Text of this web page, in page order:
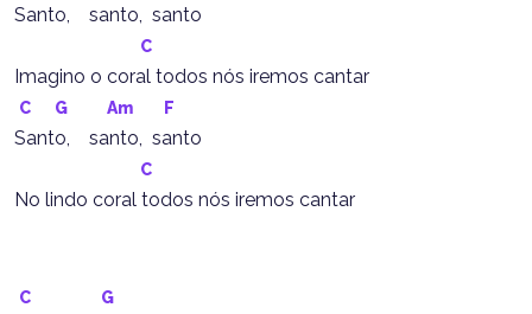
Santo,    santo,  santo
C
Imagino o coral todos nós iremos cantar
C G Am F
Santo,    santo,  santo
C
No lindo coral todos nós iremos cantar
C G